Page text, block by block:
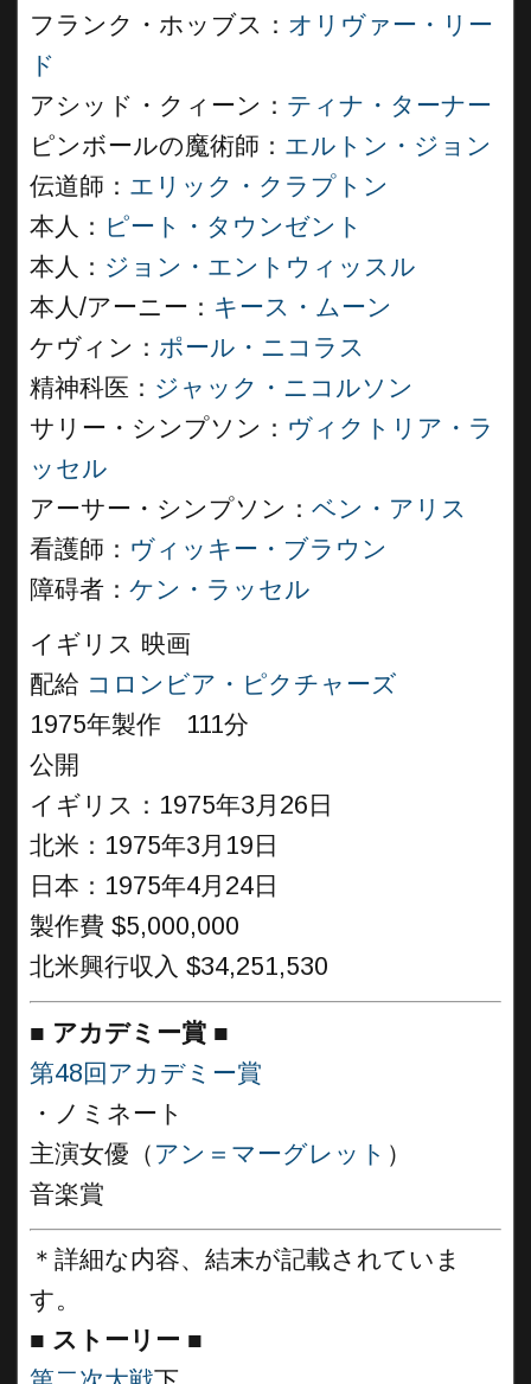
フランク・ホッブス： オリヴァー・リー
ド
アシッド・クィーン： ティナ・ターナー
ピンボールの魔術師： エルトン・ジョン
伝道師： エリック・クラプトン
本人： ピート・タウンゼント
本人： ジョン・エントウィッスル
本人/アーニー： キース・ムーン
ケヴィン： ポール・ニコラス
精神科医： ジャック・ニコルソン
サリー・シンプソン： ヴィクトリア・ラ
ッセル
アーサー・シンプソン： ベン・アリス
看護師： ヴィッキー・ブラウン
障碍者： ケン・ラッセル
イギリス 映画
配給 コロンビア・ピクチャーズ
1975年製作 111分
公開
イギリス：1975年3月26日
北米：1975年3月19日
日本：1975年4月24日
製作費 $5,000,000
北米興行収入 $34,251,530
■ アカデミー賞 ■
第48回アカデミー賞
・ノミネート
主演女優（ アン＝マーグレット ）
音楽賞
＊詳細な内容、結末が記載されていま
す。
■ ストーリー ■